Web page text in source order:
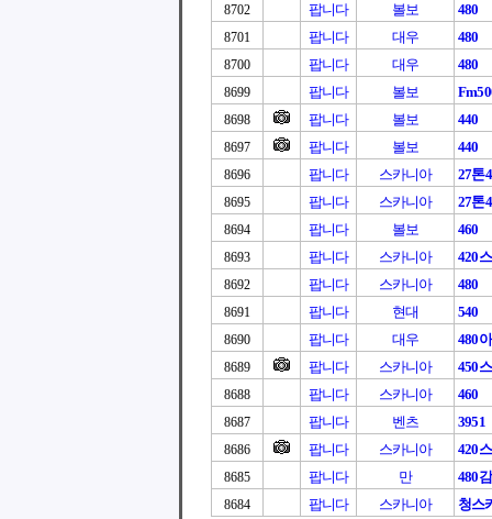
8702 팝니다 볼보 480
8701 팝니다 대우 480
8700 팝니다 대우 480
8699 팝니다 볼보
8698 팝니다 볼보 440
8697 팝니다 볼보 440
8696 팝니다 스카니아 27톤
8695 팝니다 스카니아 27톤
8694 팝니다 볼보 460
8693 팝니다 스카니아 420
8692 팝니다 스카니아 480
8691 팝니다 현대 540
8690 팝니다 대우 480
8689 팝니다 스카니아 450
8688 팝니다 스카니아 460
8687 팝니다 벤츠 3951
8686 팝니다 스카니아 420
8685 팝니다 만 480
8684 팝니다 스카니아 청스